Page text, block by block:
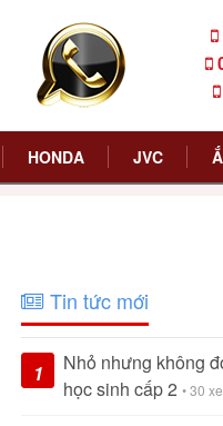
HONDA JVC
Tin tức mới
1
Nhỏ nhưng không
học sinh cấp 2 • 30